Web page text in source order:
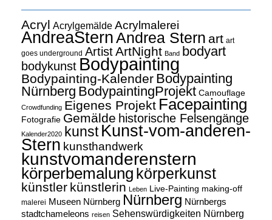
Acryl Acrylgemälde Acrylmalerei
AndreaSternAndrea Stern art art
goes underground ArtistArtNight Band bodyart
bodykunst Bodypainting
Bodypainting-Kalender Bodypainting
Nürnberg BodypaintingProjekt Camouflage
Crowdfunding Eigenes Projekt Facepainting
Fotografie Gemälde historische Felsengänge
Kalender2020 kunst Kunst-vom-anderen-
Stern kunsthandwerk
kunstvomanderenstern
körperbemalung körperkunst
künstler künstlerin Leben Live-Painting making-off
malerei Museen Nürnberg Nürnberg Nürnbergs
stadtchameleons reisen Sehenswürdigkeiten Nürnberg